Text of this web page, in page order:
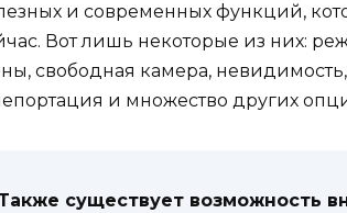
и современных функций,
Вот лишь некоторые из них:
свободная камера,
и множество других
существует возможность